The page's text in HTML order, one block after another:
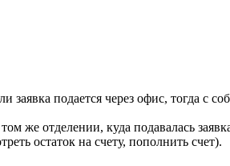
подается через офис, тогда с
же отделении, куда подавалась
остаток на счету, пополнить счет).